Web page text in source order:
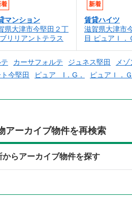
マンション
県大津市今堅田２丁
リリアントテラス
新着
賃貸ハイツ
滋賀県大津市
目 ピュアＩ．
カーサフォルテ ジュネス堅田 メ
今堅田 ピュア I．G． ピュアＩ．Ｇ
アーカイブ物件を再検索
らアーカイブ物件を探す